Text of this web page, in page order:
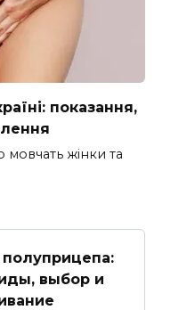
показання,
жінки та
выбор и